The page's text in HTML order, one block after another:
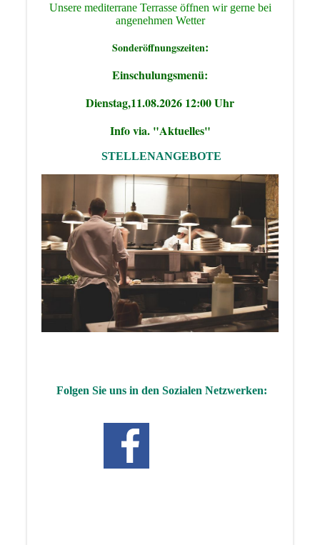
Unsere mediterrane Terrasse öffnen wir gerne bei
angenehmen Wetter
Sonderöffnungszeiten:
Einschulungsmenü:
Dienstag,11.08.2026 12:00 Uhr
Info via. "Aktuelles"
STELLENANGEBOTE
Folgen Sie uns in den Sozialen Netzwerken: